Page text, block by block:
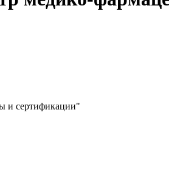
и сертификации"